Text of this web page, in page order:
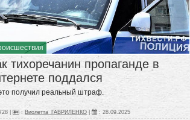
тихоречанин пропаганде в
поддался
получил реальный штраф.
| : Виолетта_ГАВРИЛЕНКО | :28.09.2025